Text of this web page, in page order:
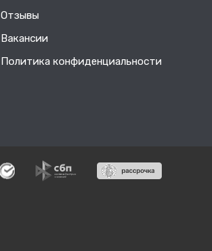
Отзывы
Вакансии
Политика конфиденциальности